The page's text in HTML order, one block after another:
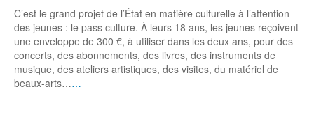
C’est le grand projet de l’État en matière culturelle à l’attention
des jeunes : le pass culture. À leurs 18 ans, les jeunes reçoivent
une enveloppe de 300 €, à utiliser dans les deux ans, pour des
concerts, des abonnements, des livres, des instruments de
musique, des ateliers artistiques, des visites, du matériel de
beaux-arts……